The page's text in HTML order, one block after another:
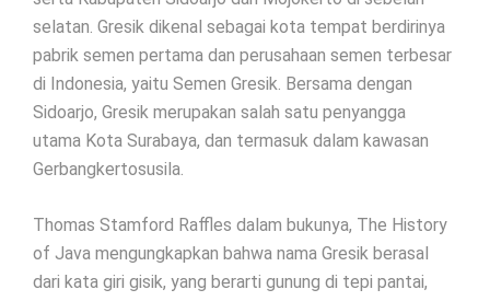
selatan. Gresik dikenal sebagai kota tempat berdirinya
pabrik semen pertama dan perusahaan semen terbesar
di Indonesia, yaitu Semen Gresik. Bersama dengan
Sidoarjo, Gresik merupakan salah satu penyangga
utama Kota Surabaya, dan termasuk dalam kawasan
Gerbangkertosusila.
Thomas Stamford Raffles dalam bukunya, The History
of Java mengungkapkan bahwa nama Gresik berasal
dari kata giri gisik, yang berarti gunung di tepi pantai,